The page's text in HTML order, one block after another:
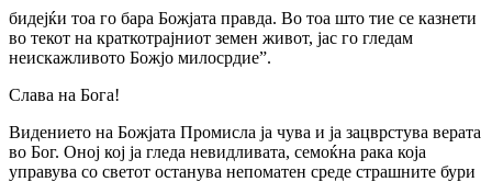
бидејќи тоа го бара Божјата правда. Во тоа што тие се казнети
во текот на краткотрајниот земен живот, jac го гледам
неискажливото Божјо милосрдие”.
Слава на Бога!
Видението на Божјата Промисла ја чува и ја зацврстува верата
во Бог. Оној кој ја гледа невидливата, семоќна рака која
управува со светот останува непоматен среде страшните бури